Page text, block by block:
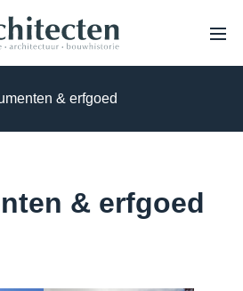
& erfgoed
& erfgoed